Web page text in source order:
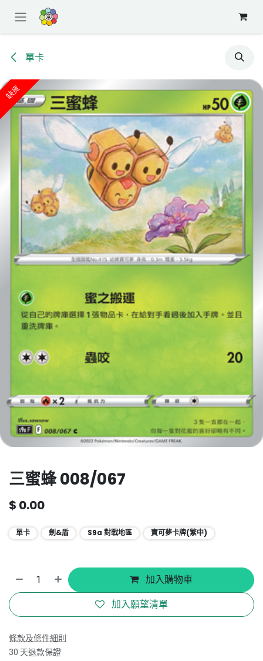
單卡
缺貨
三蜜蜂 008/067
$ 0.00
單卡 劍&盾 S9a 對戰地區 寶可夢卡牌(繁中)
加入購物車
加入願望清單
條款及條件細則
30 天退款保證